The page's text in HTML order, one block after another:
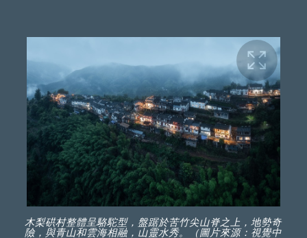
木梨硔村整體呈駱駝型，盤踞於苦竹尖山脊之上，地勢奇
險，與青山和雲海相融，山靈水秀。（圖片來源：視覺中